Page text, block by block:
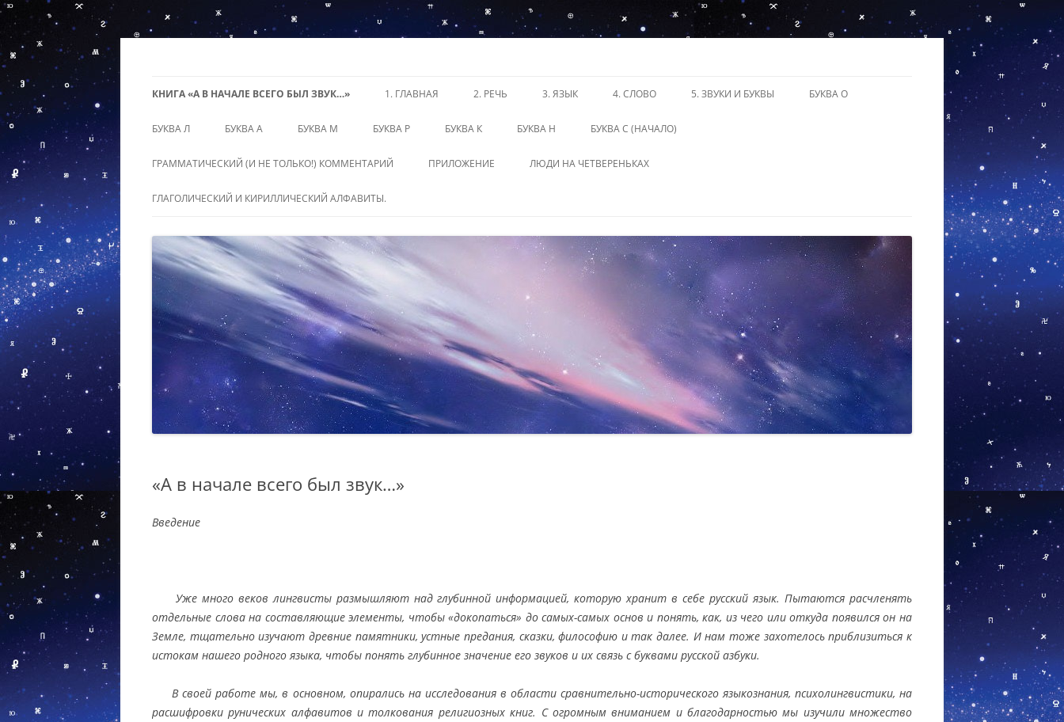
Перейти
КНИГА «А В НАЧАЛЕ ВСЕГО БЫЛ ЗВУК…» 1. ГЛАВНАЯ 2. РЕЧЬ 3. ЯЗЫК 4. СЛОВО 5. ЗВУКИ И БУКВЫ БУКВА О
БУКВА Л БУКВА А БУКВА М БУКВА Р БУКВА К БУКВА Н БУКВА С (НАЧАЛО)
ГРАММАТИЧЕСКИЙ (И НЕ ТОЛЬКО!) КОММЕНТАРИЙ ПРИЛОЖЕНИЕ ЛЮДИ НА ЧЕТВЕРЕНЬКАХ
ГЛАГОЛИЧЕСКИЙ И КИРИЛЛИЧЕСКИЙ АЛФАВИТЫ.
«А в начале всего был звук…»
Введение
Уже много веков лингвисты размышляют над глубинной информацией, которую хранит в себе русский язык. Пытаются расчленять
отдельные слова на составляющие элементы, чтобы «докопаться» до самых-самых основ и понять, как, из чего или откуда появился он на
Земле, тщательно изучают древние памятники, устные предания, сказки, философию и так далее. И нам тоже захотелось приблизиться к
истокам нашего родного языка, чтобы понять глубинное значение его звуков и их связь с буквами русской азбуки.
В своей работе мы, в основном, опирались на исследования в области сравнительно-исторического языкознания, психолингвистики, на
расшифровки рунических алфавитов и толкования религиозных книг. С огромным вниманием и благодарностью мы изучили множество